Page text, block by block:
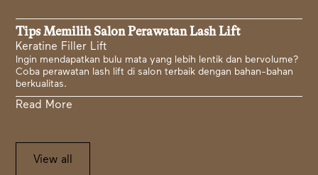
Tips Memilih Salon Perawatan Lash Lift
Keratine Filler Lift
Ingin mendapatkan bulu mata yang lebih lentik dan bervolume?
Coba perawatan lash lift di salon terbaik dengan bahan-bahan
berkualitas.
Read More
View all